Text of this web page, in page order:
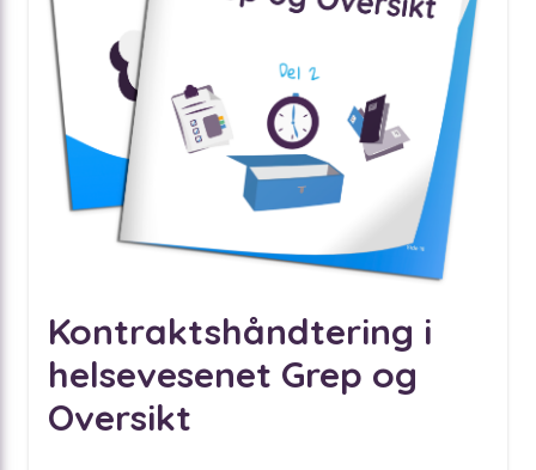
Kontraktshåndtering i
helsevesenet Grep og
Oversikt